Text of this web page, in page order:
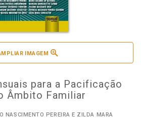
IMAGEM
para a Pacificação
Âmbito Familiar
NASCIMENTO PEREIRA E ZILDA MARA